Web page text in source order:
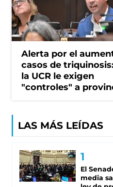
Alerta por el
casos de
la UCR le exigen
"controles" a
LAS MÁS LEÍDAS
El
media